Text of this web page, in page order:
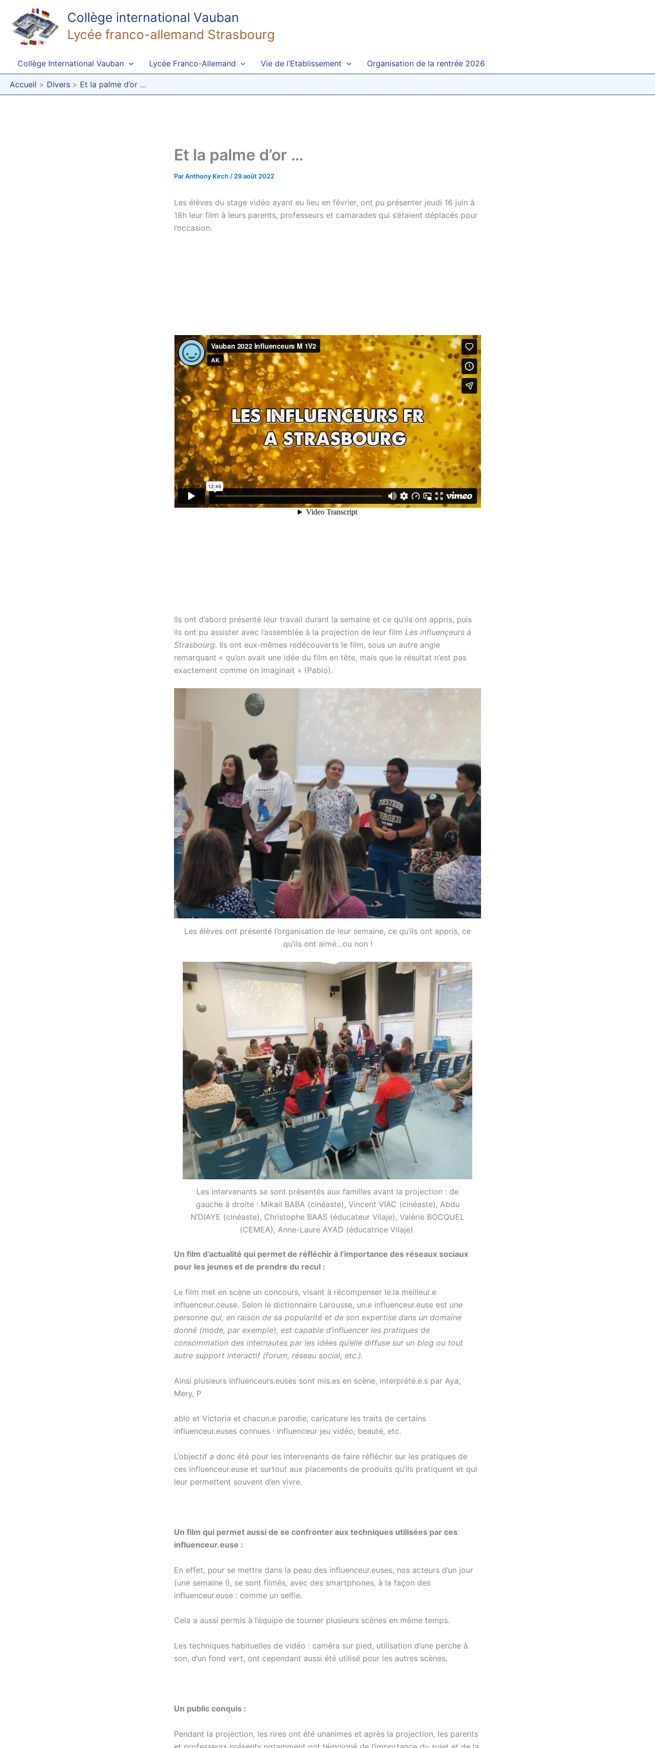
contenu
Collège international Vauban
Lycée franco-allemand Strasbourg
Collège International Vauban Lycée Franco-Allemand Vie de l’Etablissement Organisation de la rentrée 2026
Accueil Divers Et la palme d’or …
Et la palme d’or …
ParAnthony Kirch / 29 août 2022
Les élèves du stage vidéo ayant eu lieu en février, ont pu présenter jeudi 16 juin à
18h leur film à leurs parents, professeurs et camarades qui s’étaient déplacés pour
l’occasion.
Ils ont d’abord présenté leur travail durant la semaine et ce qu’ils ont appris, puis
ils ont pu assister avec l’assemblée à la projection de leur film Les influençeurs à
Strasbourg. Ils ont eux-mêmes redécouverts le film, sous un autre angle
remarquant « qu’on avait une idée du film en tête, mais que le résultat n’est pas
exactement comme on imaginait » (Pablo).
Les élèves ont présenté l’organisation de leur semaine, ce qu’ils ont appris, ce
qu’ils ont aimé…ou non !
Les intervenants se sont présentés aux familles avant la projection : de
gauche à droite : Mikail BABA (cinéaste), Vincent VIAC (cinéaste), Abdu
N’DIAYE (cinéaste), Christophe BAAS (éducateur Vilaje), Valérie BOCQUEL
(CEMEA), Anne-Laure AYAD (éducatrice Vilaje).
Un film d’actualité qui permet de réfléchir à l’importance des réseaux sociaux
pour les jeunes et de prendre du recul :
Le film met en scène un concours, visant à récompenser le.la meilleur.e
influenceur.ceuse. Selon le dictionnaire Larousse, un.e influenceur.euse est une
personne qui, en raison de sa popularité et de son expertise dans un domaine
donné (mode, par exemple), est capable d’influencer les pratiques de
consommation des internautes par les idées qu’elle diffuse sur un blog ou tout
autre support interactif (forum, réseau social, etc.).
Ainsi plusieurs influenceurs.euses sont mis.es en scène, interprété.e.s par Aya,
Mery, P
ablo et Victoria et chacun.e parodie, caricature les traits de certains
influenceur.euses connues : influenceur jeu vidéo, beauté, etc.
L’objectif a donc été pour les intervenants de faire réfléchir sur les pratiques de
ces influenceur.euse et surtout aux placements de produits qu’ils pratiquent et qui
leur permettent souvent d’en vivre.
Un film qui permet aussi de se confronter aux techniques utilisées par ces
influenceur.euse :
En effet, pour se mettre dans la peau des influenceur.euses, nos acteurs d’un jour
(une semaine !), se sont filmés, avec des smartphones, à la façon des
influenceur.euse : comme un selfie.
Cela a aussi permis à l’équipe de tourner plusieurs scènes en même temps.
Les techniques habituelles de vidéo : caméra sur pied, utilisation d’une perche à
son, d’un fond vert, ont cependant aussi été utilisé pour les autres scènes.
Un public conquis :
Pendant la projection, les rires ont été unanimes et après la projection, les parents